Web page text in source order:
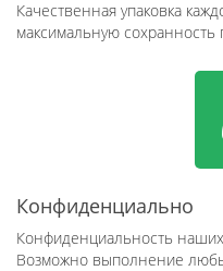
Качественная упаковка
максимальную сохранность
Конфиденциально
Конфиденциальность
Возможно выполнение